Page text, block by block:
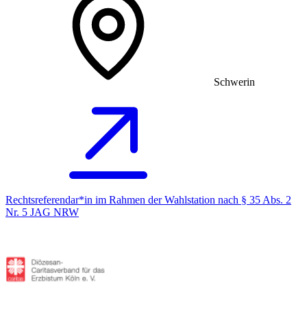
Schwerin
Rechtsreferendar*in im Rahmen der Wahlstation nach § 35 Abs. 2
Nr. 5 JAG NRW